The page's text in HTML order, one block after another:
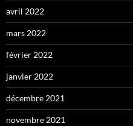
avril 2022
mars 2022
février 2022
janvier 2022
décembre 2021
novembre 2021